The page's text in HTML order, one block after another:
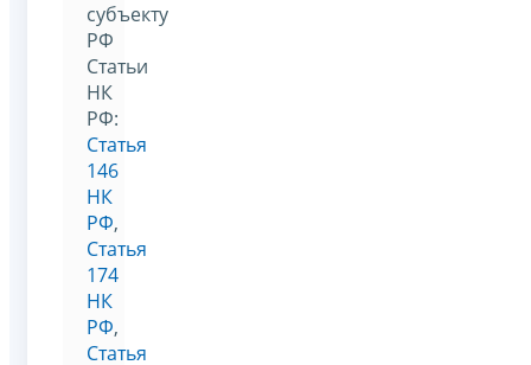
субъекту
РФ
Статьи
НК
РФ:
Статья
146
НК
РФ,
Статья
174
НК
РФ,
Статья